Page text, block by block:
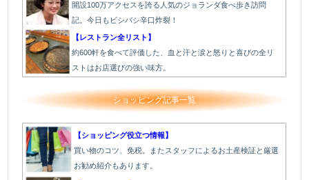
開設100万アクセスを誇る人気のジョランダ食べ歩き訪問
記。今日もビシバシ辛口炸裂！
【レストラン全リスト】
約600軒を食べて評価した、血と汗と涙と怒りと喜びの全リ
ストはお店選びの強い味方。
ショッピング記事一覧
【ショッピング役立つ情報】
買い物のコツ、免税。またスタッフによるお土産検証と厳選
お勧め紹介もあります。